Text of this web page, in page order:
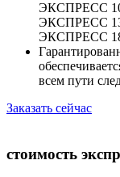
ЭКСПРЕСС
ЭКСПРЕСС
ЭКСПРЕСС
всем пути
Заказать сейчас
стоимость